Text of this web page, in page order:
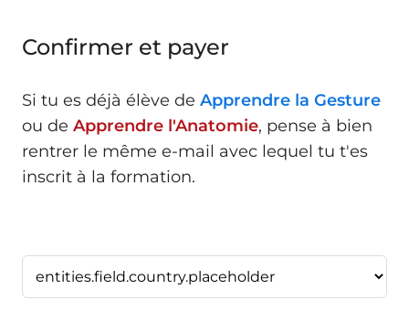
Confirmer et payer
Si tu es déjà élève de Apprendre la Gesture
ou de Apprendre l'Anatomie, pense à bien
rentrer le même e-mail avec lequel tu t'es
inscrit à la formation.